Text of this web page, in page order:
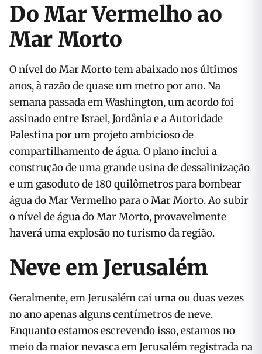
Do Mar Vermelho ao
Mar Morto
O nível do Mar Morto tem abaixado nos últimos
anos, à razão de quase um metro por ano. Na
semana passada em Washington, um acordo foi
assinado entre Israel, Jordânia e a Autoridade
Palestina por um projeto ambicioso de
compartilhamento de água. O plano inclui a
construção de uma grande usina de dessalinização
e um gasoduto de 180 quilômetros para bombear
água do Mar Vermelho para o Mar Morto. Ao subir
o nível de água do Mar Morto, provavelmente
haverá uma explosão no turismo da região.
Neve em Jerusalém
Geralmente, em Jerusalém cai uma ou duas vezes
no ano apenas alguns centímetros de neve.
Enquanto estamos escrevendo isso, estamos no
meio da maior nevasca em Jerusalém registrada na